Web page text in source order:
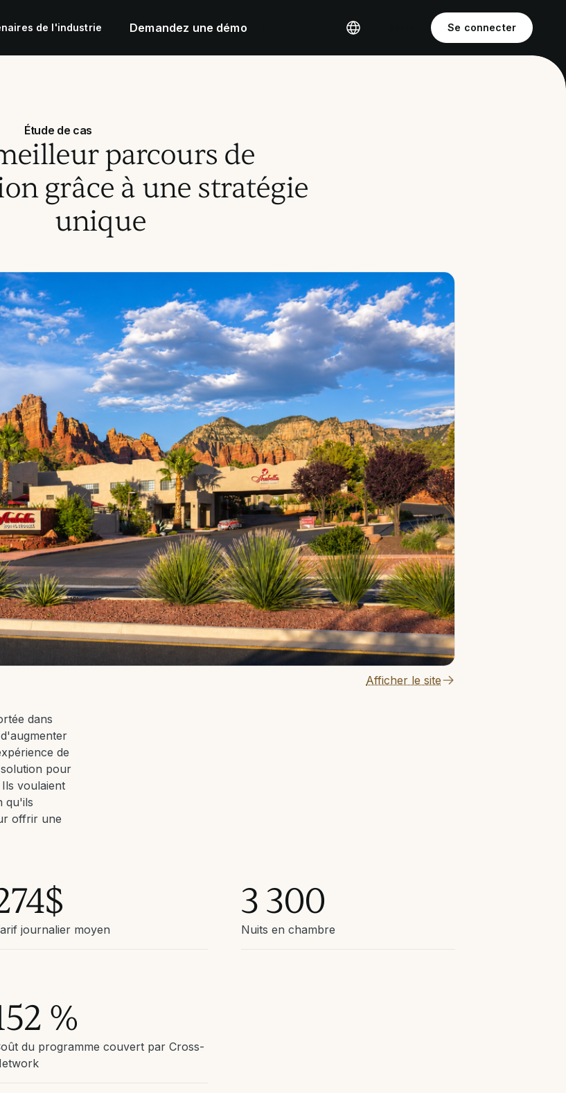
de l'industrie Demandez une démo Se connecter
Étude de cas
parcours de
grâce à une stratégie
unique
Afficher le site
dans
de
pour
voulaient
qu'ils
offrir une
journalier moyen
3 300
Nuits en chambre
%
du programme couvert par Cross-